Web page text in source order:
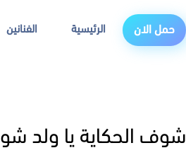
حمل الان الرئيسية الفنانين
شوف الحكاية يا ولد